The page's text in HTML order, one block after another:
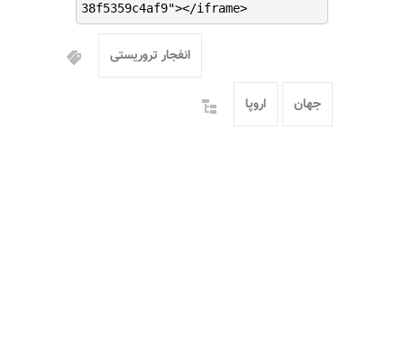
38f5359c4af9"></iframe>
انفجار تروریستی
جهان اروپا